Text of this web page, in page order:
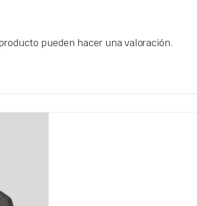
pueden hacer una valoración.